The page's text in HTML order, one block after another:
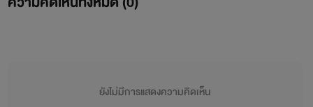
ยังไม่มีการแสดงความคิดเห็น